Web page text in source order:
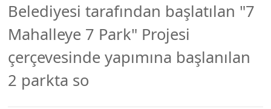
Belediyesi tarafından başlatılan "7
Mahalleye 7 Park" Projesi
çerçevesinde yapımına başlanılan
2 parkta so